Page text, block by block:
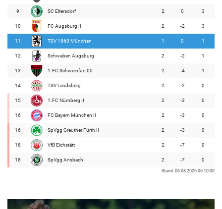
9 SC Eltersdorf 2 0 3
10 FC Augsburg II 2 -2 3
11 TSV 1860 München 1 0 1
12 Schwaben Augsburg 2 -2 1
13 1.FC Schweinfurt 05 2 -4 1
14 TSV Landsberg 2 -2 0
15 1.FC Nürnberg II 2 -3 0
16 FC Bayern München II 2 -3 0
16 SpVgg Greuther Fürth II 2 -3 0
18 VfB Eichstätt 2 -7 0
18 SpVgg Ansbach 2 -7 0
Stand: 06.08.2026 06:10:00